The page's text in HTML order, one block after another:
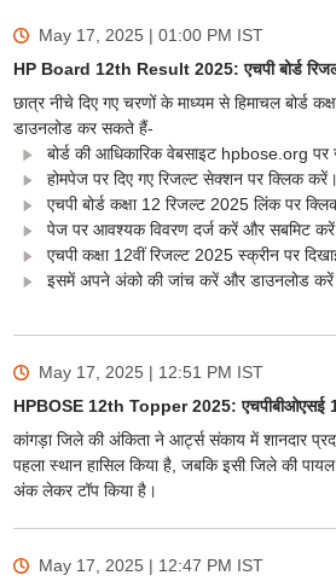
May 17, 2025 | 01:00 PM IST
HP Board 12th Result 2025: एचपी बोर्ड
छात्र नीचे दिए गए चरणों के माध्यम से हिमाचल बोर्ड
डाउनलोड कर सकते हैं-
बोर्ड की आधिकारिक वेबसाइट hpbose.org पर
होमपेज पर दिए गए रिजल्ट सेक्शन पर क्लिक करें।
एचपी बोर्ड कक्षा 12 रिजल्ट 2025 लिंक पर
पेज पर आवश्यक विवरण दर्ज करें और सबमिट
एचपी कक्षा 12वीं रिजल्ट 2025 स्क्रीन पर
इसमें अपने अंको की जांच करें और डाउनलोड
May 17, 2025 | 12:51 PM IST
HPBOSE 12th Topper 2025: एचपीबीओएसई
कांगड़ा जिले की अंकिता ने आर्ट्स संकाय में शानदार
पहला स्थान हासिल किया है, जबकि इसी जिले की
अंक लेकर टॉप किया है।
May 17, 2025 | 12:47 PM IST